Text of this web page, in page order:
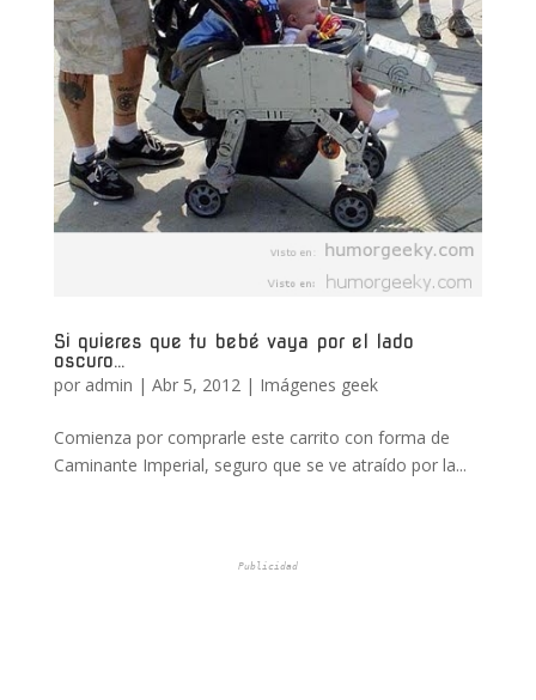
Si quieres que tu bebé vaya por el lado
oscuro…
por admin | Abr 5, 2012| Imágenes geek
Comienza por comprarle este carrito con forma de
Caminante Imperial, seguro que se ve atraído por la...
Publicidad